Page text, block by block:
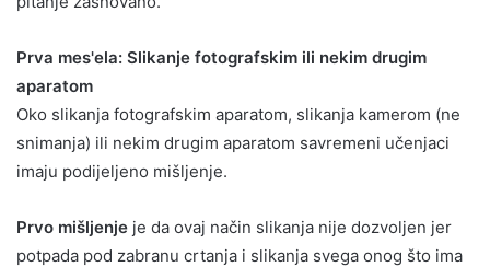
Prva mes'ela: Slikanje fotografskim ili nekim drugim
aparatom
Oko slikanja fotografskim aparatom, slikanja kamerom (ne
snimanja) ili nekim drugim aparatom savremeni učenjaci
imaju podijeljeno mišljenje.
Prvo mišljenje je da ovaj način slikanja nije dozvoljen jer
potpada pod zabranu crtanja i slikanja svega onog što ima